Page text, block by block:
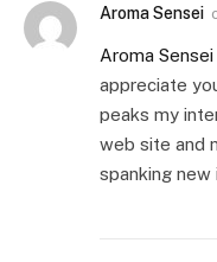
Aroma Sensei
Aroma Sensei
appreciate
peaks my
web site and
spanking new